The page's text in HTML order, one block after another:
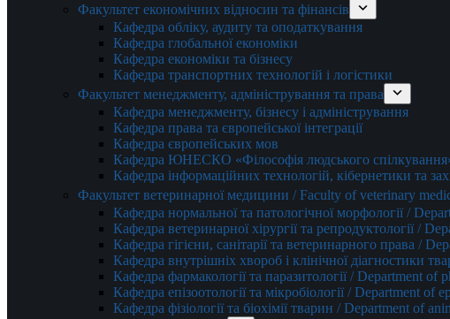
Факультет економічних відносин та фінансів
Кафедра обліку, аудиту та оподаткування
Кафедра глобальної економіки
Кафедра економіки та бізнесу
Кафедра транспортних технологій і логістики
Факультет менеджменту, адміністрування та права
Кафедра менеджменту, бізнесу і адміністрування
Кафедра права та європейської інтеграції
Кафедра європейських мов
Кафедра ЮНЕСКО «Філософія людського
Кафедра інформаційних технологій, кібернетики та
Факультет ветеринарної медицини / Faculty of veterinary
Кафедра нормальної та патологічної морфології /
Кафедра ветеринарної хірургії та репродуктології /
Кафедра гігієни, санітарії та ветеринарного права /
Кафедра внутрішніх хвороб і клінічної діагностики
Кафедра фармакології та паразитології / Department of
Кафедра епізоотології та мікробіології / Department
Кафедра фізіології та біохімії тварин / Department of